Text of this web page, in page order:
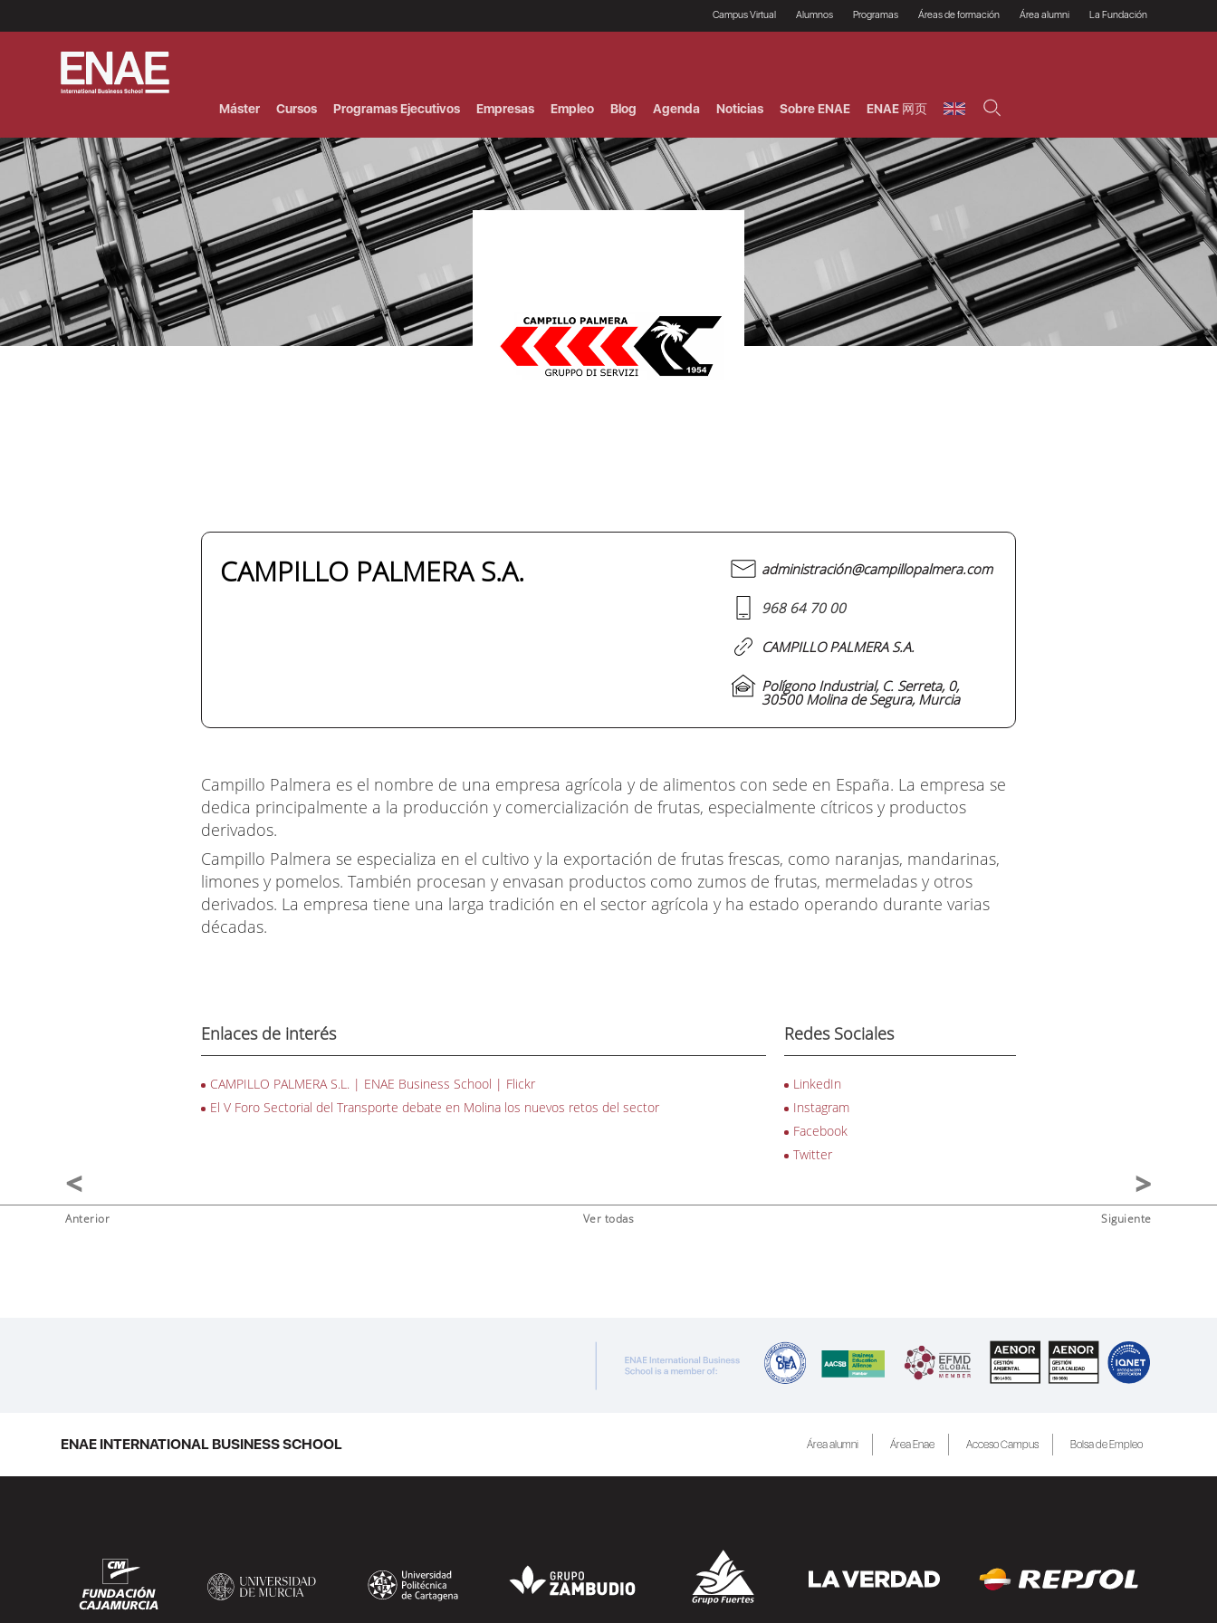
Campus Virtual Alumnos
Prácticas en empresas
Proceso de admisión
Financiación, Becas y
Bonificación
Financiación estudios
Imagin LaCaixa
Programas
Programas Ejecutivos
Profesionales (Online)
Áreas de formación
Riesgos
HHDD
Agronegocios
Comercial / Marketing/
Administración de
empresas
Finanzas
Operaciones
Área alumni La Fundación
Máster Cursos Programas Ejecutivos Empresas Empleo Blog Agenda Noticias Sobre ENAE ENAE 网页
CAMPILLO PALMERA S.A. administración@campillopalmera.com
968 64 70 00
CAMPILLO PALMERA S.A.
Polígono Industrial, C. Serreta, 0,
30500 Molina de Segura, Murcia
Campillo Palmera es el nombre de una empresa agrícola y de alimentos con sede en España. La empresa se
dedica principalmente a la producción y comercialización de frutas, especialmente cítricos y productos
derivados.
Campillo Palmera se especializa en el cultivo y la exportación de frutas frescas, como naranjas, mandarinas,
limones y pomelos. También procesan y envasan productos como zumos de frutas, mermeladas y otros
derivados. La empresa tiene una larga tradición en el sector agrícola y ha estado operando durante varias
décadas.
Enlaces de interés
CAMPILLO PALMERA S.L. | ENAE Business School | Flickr
El V Foro Sectorial del Transporte debate en Molina los nuevos retos del sector
Redes Sociales
LinkedIn
Instagram
Facebook
Twitter
Anterior Ver todas Siguiente
ENAE INTERNATIONAL BUSINESS SCHOOL Área alumni Área Enae Acceso Campus Bolsa de Empleo